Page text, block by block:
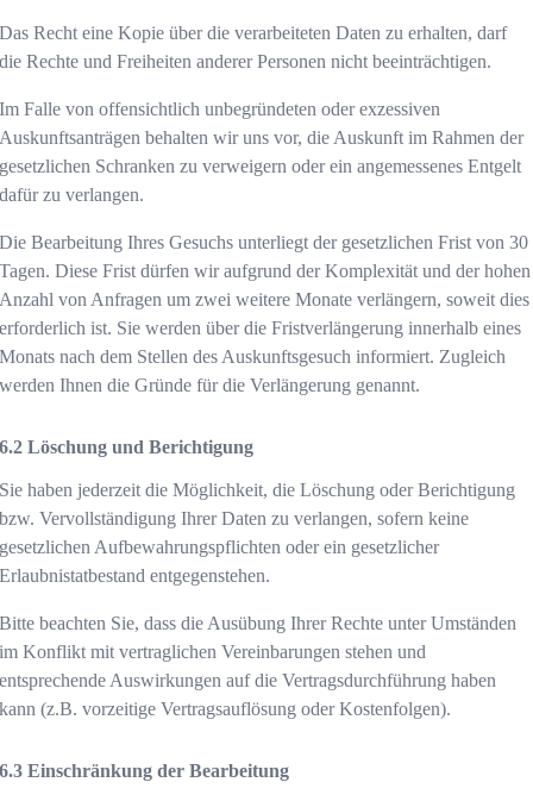
Das Recht eine Kopie über die verarbeiteten Daten zu erhalten, darf
die Rechte und Freiheiten anderer Personen nicht beeinträchtigen.
Im Falle von offensichtlich unbegründeten oder exzessiven
Auskunftsanträgen behalten wir uns vor, die Auskunft im Rahmen der
gesetzlichen Schranken zu verweigern oder ein angemessenes Entgelt
dafür zu verlangen.
Die Bearbeitung Ihres Gesuchs unterliegt der gesetzlichen Frist von 30
Tagen. Diese Frist dürfen wir aufgrund der Komplexität und der hohen
Anzahl von Anfragen um zwei weitere Monate verlängern, soweit dies
erforderlich ist. Sie werden über die Fristverlängerung innerhalb eines
Monats nach dem Stellen des Auskunftsgesuch informiert. Zugleich
werden Ihnen die Gründe für die Verlängerung genannt.
Löschung und Berichtigung
Sie haben jederzeit die Möglichkeit, die Löschung oder Berichtigung
bzw. Vervollständigung Ihrer Daten zu verlangen, sofern keine
gesetzlichen Aufbewahrungspflichten oder ein gesetzlicher
Erlaubnistatbestand entgegenstehen.
Bitte beachten Sie, dass die Ausübung Ihrer Rechte unter Umständen
im Konflikt mit vertraglichen Vereinbarungen stehen und
entsprechende Auswirkungen auf die Vertragsdurchführung haben
kann (z.B. vorzeitige Vertragsauflösung oder Kostenfolgen).
Einschränkung der Bearbeitung